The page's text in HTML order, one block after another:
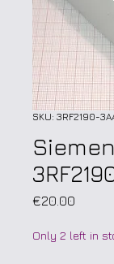
SKU: 3RF2190-
€20.00
Only 2 left in